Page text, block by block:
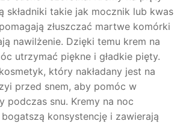
składniki takie jak mocznik lub kwas
złuszczać martwe komórki
nawilżenie. Dzięki temu krem na
utrzymać piękne i gładkie pięty.
który nakładany jest na
przed snem, aby pomóc w
podczas snu. Kremy na noc
konsystencję i zawierają